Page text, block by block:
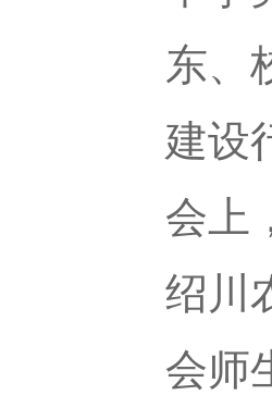
东、
建设
会上
绍川
会师